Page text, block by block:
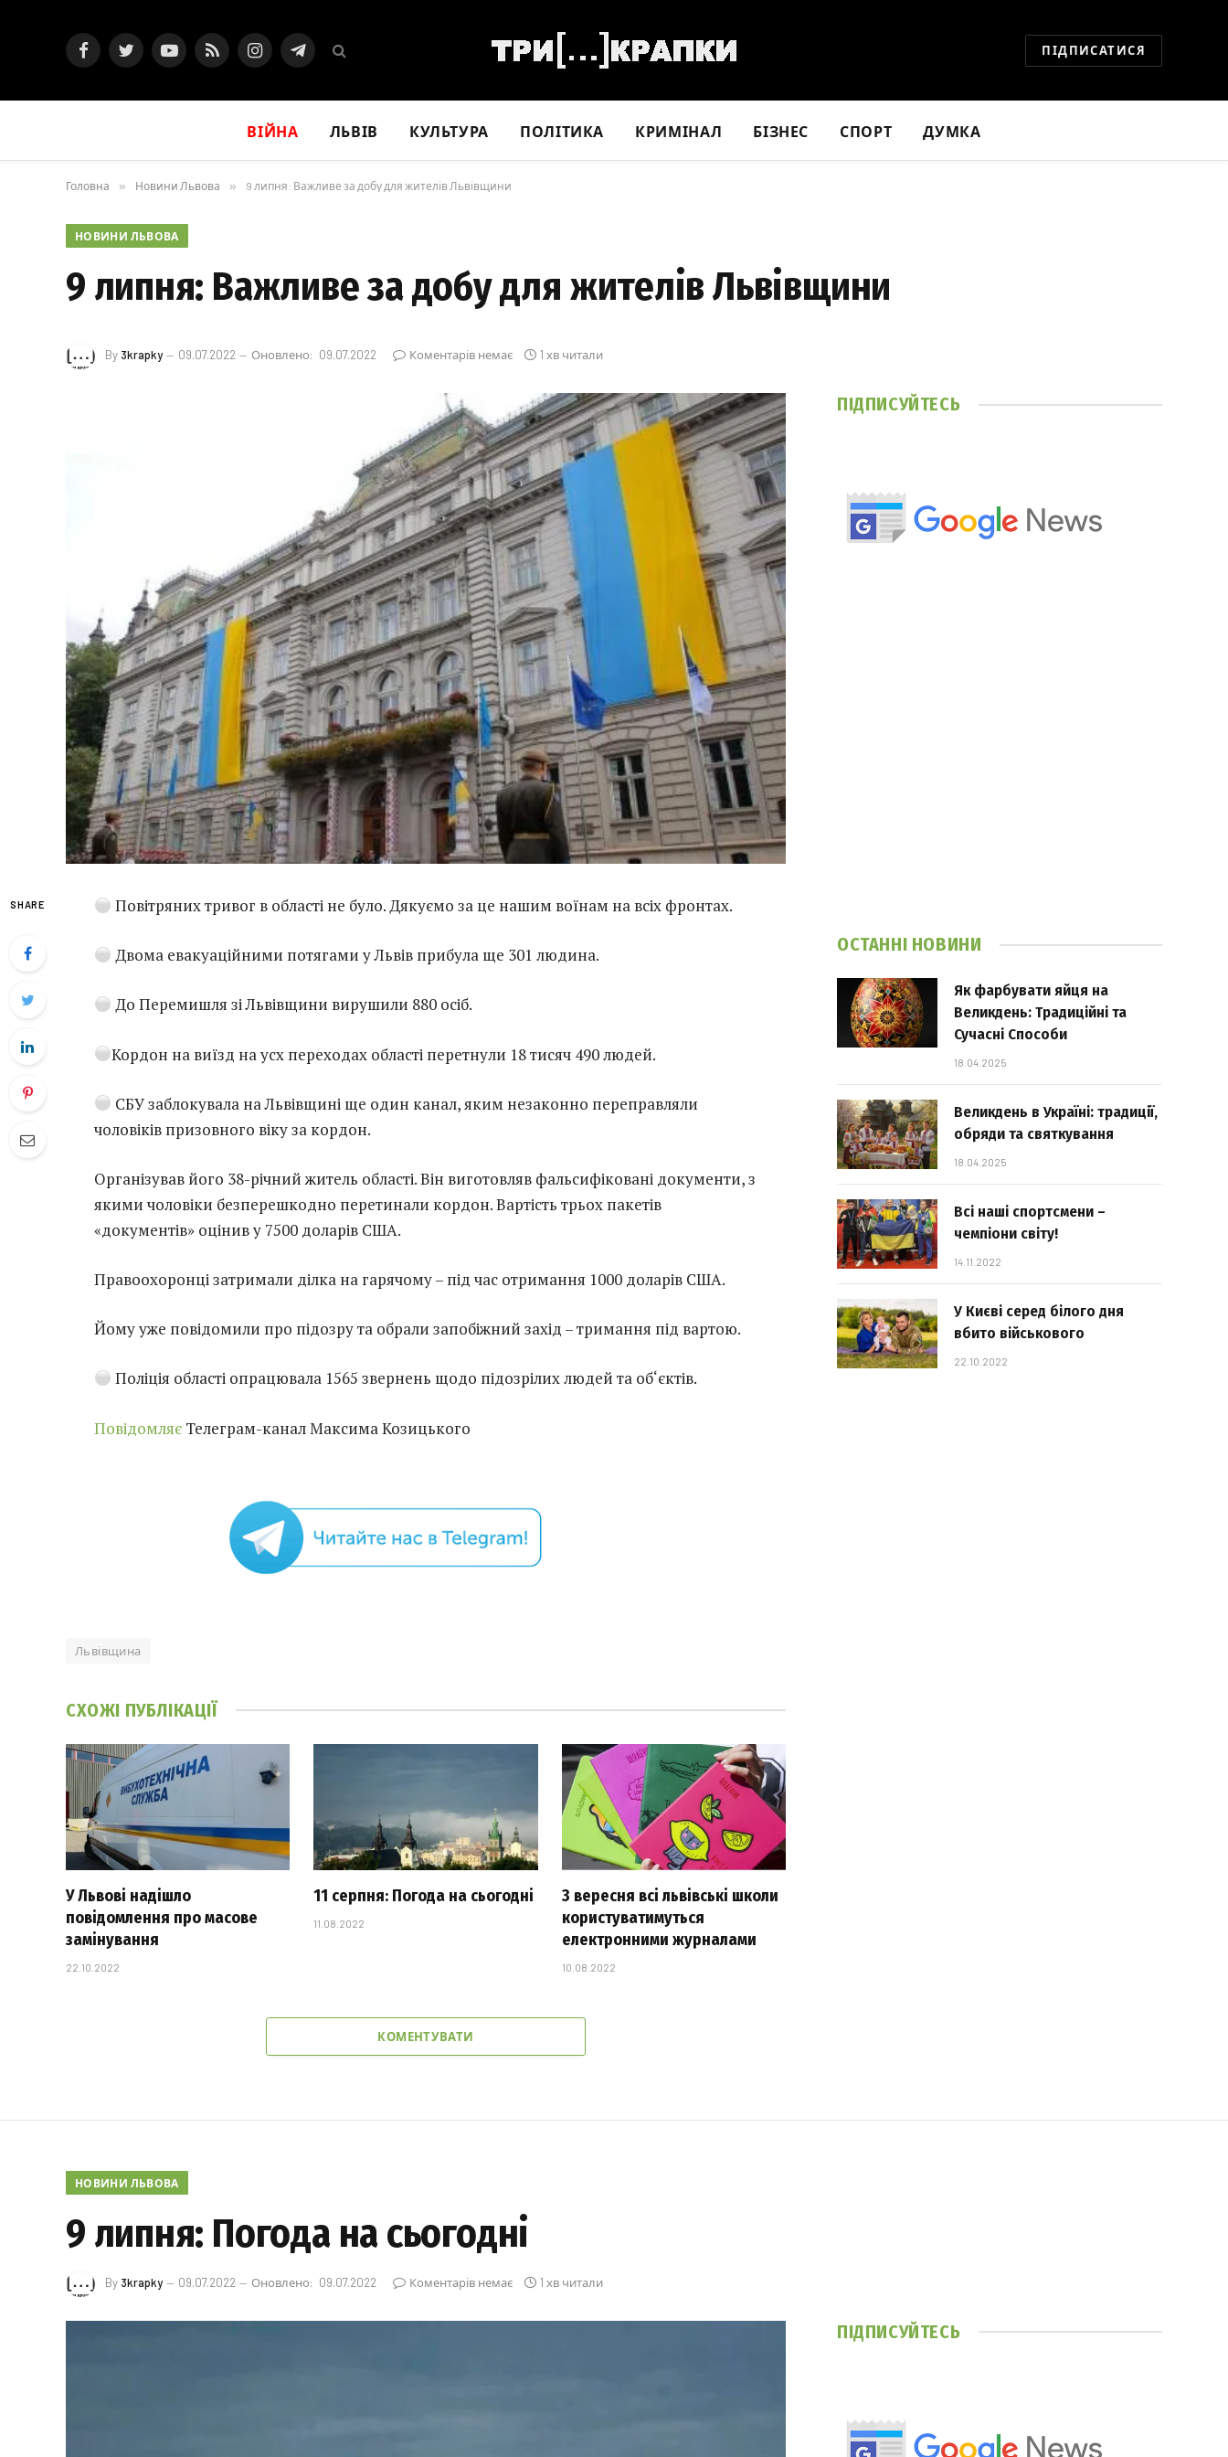
FacebookTwitterYouTubeRSS InstagramTelegram ПІДПИСАТИСЯ
ВІЙНА ЛЬВІВ КУЛЬТУРА ПОЛІТИКА КРИМІНАЛ БІЗНЕС СПОРТ ДУМКА
Головна » Новини Львова » 9 липня: Важливе за добу для жителів Львівщини
НОВИНИ ЛЬВОВА
9 липня: Важливе за добу для жителів Львівщини
By 3krapky 09.07.2022 Оновлено: 09.07.2022 Коментарів немає 1 хв читали
SHARE Повітряних тривог в області не було. Дякуємо за це нашим воїнам на всіх фронтах.
Двома евакуаційними потягами у Львів прибула ще 301 людина.
До Перемишля зі Львівщини вирушили 880 осіб.
Кордон на виїзд на усх переходах області перетнули 18 тисяч 490 людей.
СБУ заблокувала на Львівщині ще один канал, яким незаконно переправляли
чоловіків призовного віку за кордон.
Організував його 38-річний житель області. Він виготовляв фальсифіковані документи, з
якими чоловіки безперешкодно перетинали кордон. Вартість трьох пакетів
«документів» оцінив у 7500 доларів США.
Правоохоронці затримали ділка на гарячому – під час отримання 1000 доларів США.
Йому уже повідомили про підозру та обрали запобіжний захід – тримання під вартою.
Поліція області опрацювала 1565 звернень щодо підозрілих людей та об‘єктів.
Повідомляє Телеграм-канал Максима Козицького
Львівщина
СХОЖІ ПУБЛІКАЦІЇ
У Львові надішло
повідомлення про масове
замінування
22.10.2022
11 серпня: Погода на сьогодні
11.08.2022
З вересня всі львівські школи
користуватимуться
електронними журналами
10.08.2022
КОМЕНТУВАТИ
ПІДПИСУЙТЕСЬ
ОСТАННІ НОВИНИ
Як фарбувати яйця на
Великдень: Традиційні та
Сучасні Способи
18.04.2025
Великдень в Україні: традиції,
обряди та святкування
18.04.2025
Всі наші спортсмени –
чемпіони світу!
14.11.2022
У Києві серед білого дня
вбито військового
22.10.2022
НОВИНИ ЛЬВОВА
9 липня: Погода на сьогодні
By 3krapky 09.07.2022 Оновлено: 09.07.2022 Коментарів немає 1 хв читали
ПІДПИСУЙТЕСЬ